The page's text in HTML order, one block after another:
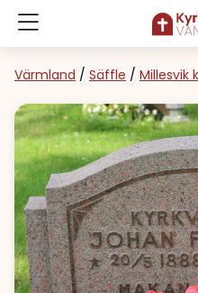
Värmland / Säffle / Millesvik